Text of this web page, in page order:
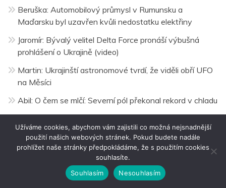
Beruška: Automobilový průmysl v Rumunsku a
Maďarsku byl uzavřen kvůli nedostatku elektřiny
Jaromír: Bývalý velitel Delta Force pronáší výbušná
prohlášení o Ukrajině (video)
Martin: Ukrajinští astronomové tvrdí, že viděli obří UFO
na Měsíci
Abil: O čem se mlčí: Severní pól překonal rekord v chladu
Nejčtenější články
Užíváme cookies, abychom vám zajistili co možná nejsnadnější
použití našich webových stránek. Pokud budete nadále
prohlížet naše stránky předpokládáme, že s použitím cookies
souhlasíte.
Souhlasím
Nesouhlasím